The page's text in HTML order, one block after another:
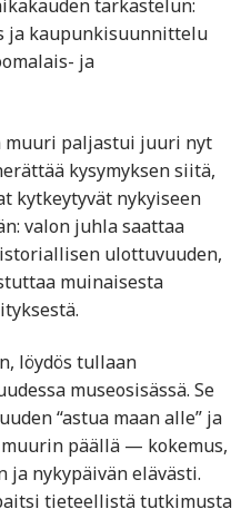
tarkastelun:
ja kaupunkisuunnittelu
ja
muuri paljastui juuri nyt
kysymyksen siitä,
kytkeytyvät nykyiseen
valon juhla saattaa
ulottuvuuden,
muinaisesta
löydös tullaan
museosisässä. Se
“astua maan alle” ja
päällä — kokemus,
ja nykypäivän elävästi.
tieteellistä tutkimusta